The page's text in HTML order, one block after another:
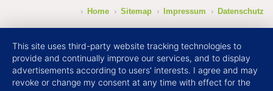
Home Sitemap Impressum Datenschutz
This site uses third-party website tracking technologies to
provide and continually improve our services, and to display
advertisements according to users' interests. I agree and may
revoke or change my consent at any time with effect for the